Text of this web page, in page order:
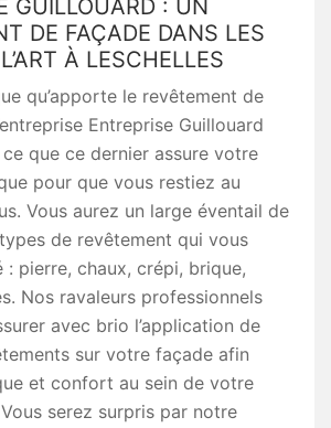
GUILLOUARD : UN
DE FAÇADE DANS LES
À LESCHELLES
qu’apporte le revêtement de
Entreprise Guillouard
que ce dernier assure votre
pour que vous restiez au
Vous aurez un large éventail de
de revêtement qui vous
: pierre, chaux, crépi, brique,
Nos ravaleurs professionnels
avec brio l’application de
sur votre façade afin
et confort au sein de votre
serez surpris par notre